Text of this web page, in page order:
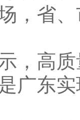
，省
高质
广东